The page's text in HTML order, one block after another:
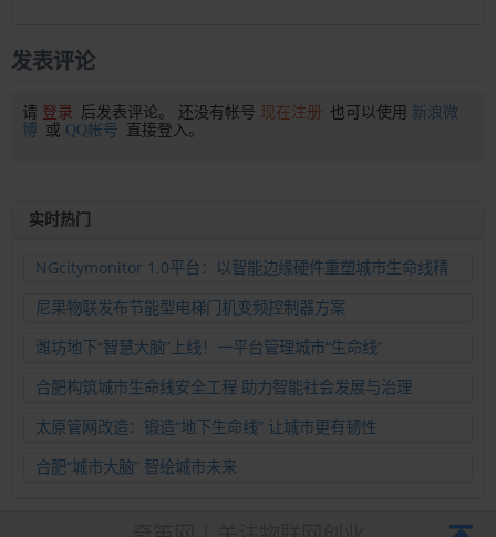
发表评论
请 登录 后发表评论。 还没有帐号 现在注册 也可以使用 新浪微
博 或 QQ帐号 直接登入。
实时热门
NGcitymonitor 1.0平台：以智能边缘硬件重塑城市生命线精
尼果物联发布节能型电梯门机变频控制器方案
潍坊地下“智慧大脑”上线！一平台管理城市“生命线”
合肥构筑城市生命线安全工程 助力智能社会发展与治理
太原管网改造：锻造“地下生命线” 让城市更有韧性
合肥“城市大脑” 智绘城市未来